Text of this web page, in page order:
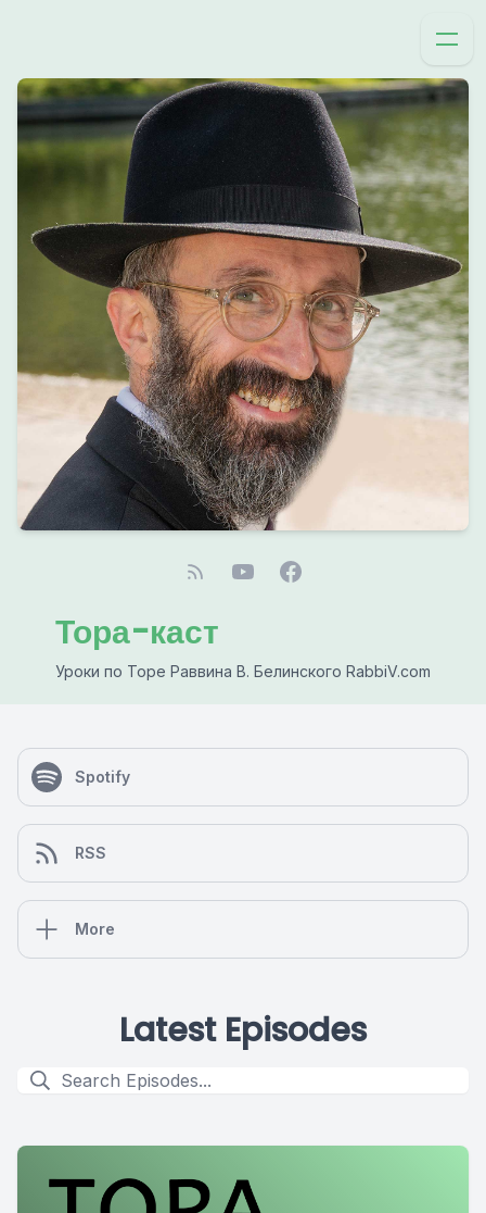
Тора-каст
Уроки по Торе Раввина В. Белинского RabbiV.com
Spotify
RSS
More
Latest Episodes